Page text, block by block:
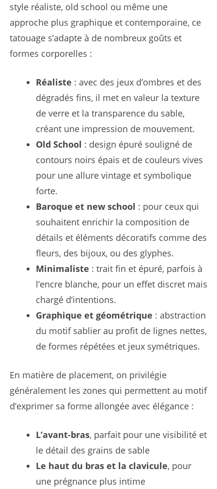
style réaliste, old school ou même une
approche plus graphique et contemporaine, ce
tatouage s’adapte à de nombreux goûts et
formes corporelles :
Réaliste : avec des jeux d’ombres et des
dégradés fins, il met en valeur la texture
de verre et la transparence du sable,
créant une impression de mouvement.
Old School : design épuré souligné de
contours noirs épais et de couleurs vives
pour une allure vintage et symbolique
forte.
Baroque et new school : pour ceux qui
souhaitent enrichir la composition de
détails et éléments décoratifs comme des
fleurs, des bijoux, ou des glyphes.
Minimaliste : trait fin et épuré, parfois à
l’encre blanche, pour un effet discret mais
chargé d’intentions.
Graphique et géométrique : abstraction
du motif sablier au profit de lignes nettes,
de formes répétées et jeux symétriques.
En matière de placement, on privilégie
généralement les zones qui permettent au motif
d’exprimer sa forme allongée avec élégance :
L’avant-bras, parfait pour une visibilité et
le détail des grains de sable
Le haut du bras et la clavicule, pour
une prégnance plus intime